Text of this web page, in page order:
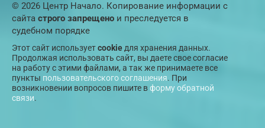
© 2026 Центр Начало. Копирование информации с
сайта строго запрещено и преследуется в
судебном порядке
Этот сайт используетcookie для хранения данных.
Продолжая использовать сайт, вы даете свое согласие
на работу с этими файлами, а так же принимаете все
пункты пользовательского соглашения. При
возникновении вопросов пишите вформу обратной
связи.